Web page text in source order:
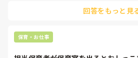
床から支えなしに立ち上がりにくくな
自転車通勤ですが、それも、膝や太も
た。
用したり、抱っこや重い作業は周囲の
回答をもっと見
保育・お仕事